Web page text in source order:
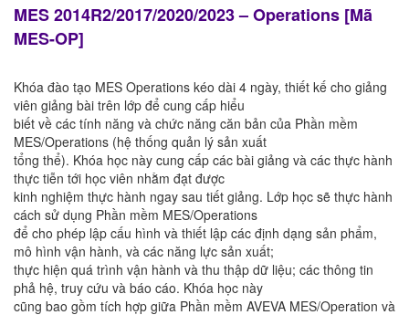
MES 2014R2/2017/2020/2023 – Operations [Mã
MES-OP]
Khóa đào tạo MES Operations kéo dài 4 ngày, thiết kế cho giảng
viên giảng bài trên lớp để cung cấp hiểu
biết về các tính năng và chức năng căn bản của Phần mềm
MES/Operations (hệ thống quản lý sản xuất
tổng thể). Khóa học này cung cấp các bài giảng và các thực hành
thực tiễn tới học viên nhằm đạt được
kinh nghiệm thực hành ngay sau tiết giảng. Lớp học sẽ thực hành
cách sử dụng Phần mềm MES/Operations
để cho phép lập cấu hình và thiết lập các định dạng sản phẩm,
mô hình vận hành, và các năng lực sản xuất;
thực hiện quá trình vận hành và thu thập dữ liệu; các thông tin
phả hệ, truy cứu và báo cáo. Khóa học này
cũng bao gồm tích hợp giữa Phần mềm AVEVA MES/Operation và